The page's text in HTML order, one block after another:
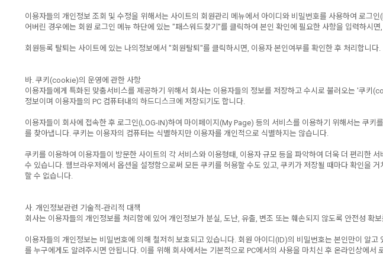
이용자들의 개인정보 조회 및 수정을 위해서는 사이트의 회원관리 메뉴에서 아이디와 비밀번호를 사용하여 로그
어버린 경우에는 회원 로그인 메뉴 하단에 있는 "패스워드찾기"를 클릭하여 본인 확인에 필요한 사항을 입력하시
회원등록 탈퇴는 사이트에 있는 나의정보에서 "회원탈퇴"를 클릭하시면, 이용자 본인여부를 확인한 후 처리합니다.
바. 쿠키(cookie)의 운영에 관한 사항
이용자들에게 특화된 맞춤서비스를 제공하기 위해서 회사는 이용자들의 정보를 저장하고 수시로 불러오는 '쿠
정보이며 이용자들의 PC 컴퓨터내의 하드디스크에 저장되기도 합니다.
이용자들이 회사에 접속한 후 로그인(LOG-IN)하여 마이페이지(My Page) 등의 서비스를 이용하기 위해서는 쿠
를 찾아냅니다. 쿠키는 이용자의 컴퓨터는 식별하지만 이용자를 개인적으로 식별하지는 않습니다.
쿠키를 이용하여 이용자들이 방문한 사이트의 각 서비스와 이용형태, 이용자 규모 등을 파악하여 더욱 더 편리한
수 있습니다. 웹브라우저에서 옵션을 설정함으로써 모든 쿠키를 허용할 수도 있고, 쿠키가 저장될 때마다 확인을
할 수 없습니다.
사. 개인정보관련 기술적-관리적 대책
회사는 이용자들의 개인정보를 처리함에 있어 개인정보가 분실, 도난, 유출, 변조 또는 훼손되지 않도록 안전성 확
이용자들의 개인정보는 비밀번호에 의해 철저히 보호되고 있습니다. 회원 아이디(ID)의 비밀번호는 본인만이 알
를 누구에게도 알려주시면 안됩니다. 이를 위해 회사에서는 기본적으로 PC에서의 사용을 마치신 후 온라인상에